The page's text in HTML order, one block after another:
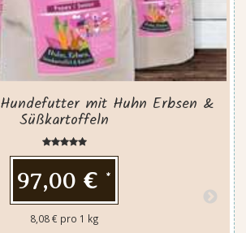
Hundefutter mit Huhn Erbsen &
Süßkartoffeln
97,00 € *
8,08 € pro 1 kg